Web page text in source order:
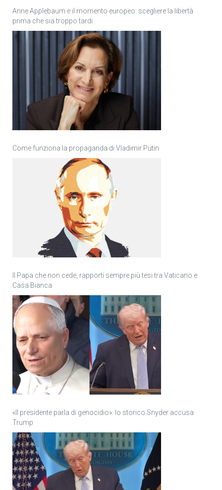
Anne Applebaum e il momento europeo: scegliere la libertà
prima che sia troppo tardi
Come funziona la propaganda di Vladimir Putin
Il Papa che non cede, rapporti sempre più tesi tra Vaticano e
Casa Bianca
«Il presidente parla di genocidio»: lo storico Snyder accusa
Trump